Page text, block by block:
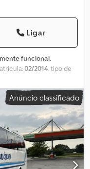
Ligar
funcional,
02/2014, tipo de
pneu:265/70 R19.5, Ano
ar condicionado,
se que os
estrangeiro, portanto,
de nacionalização e
comprador. O veículo
é possível enviar a sua
Anúncio classificado